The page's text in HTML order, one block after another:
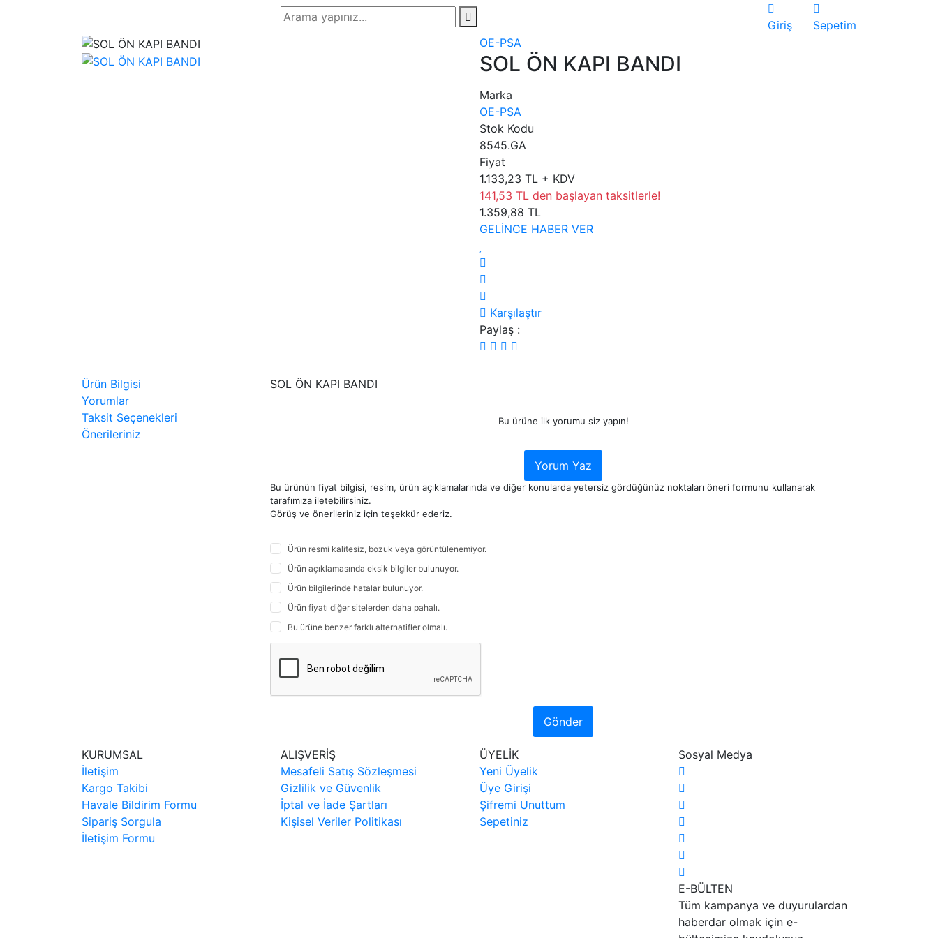
Giriş
Sepetim
OE-PSA
SOL ÖN KAPI BANDI
Marka
OE-PSA
Stok Kodu
8545.GA
Fiyat
1.133,23 TL + KDV
141,53 TL den başlayan taksitlerle!
1.359,88 TL
GELİNCE HABER VER
Karşılaştır
Paylaş :
Ürün Bilgisi
Yorumlar
Taksit Seçenekleri
Önerileriniz
SOL ÖN KAPI BANDI
Bu ürüne ilk yorumu siz yapın!
Yorum Yaz
Bu ürünün fiyat bilgisi, resim, ürün açıklamalarında ve diğer konularda yetersiz gördüğünüz noktaları öneri formunu kullanarak
tarafımıza iletebilirsiniz.
Görüş ve önerileriniz için teşekkür ederiz.
Ürün resmi kalitesiz, bozuk veya görüntülenemiyor.
Ürün açıklamasında eksik bilgiler bulunuyor.
Ürün bilgilerinde hatalar bulunuyor.
Ürün fiyatı diğer sitelerden daha pahalı.
Bu ürüne benzer farklı alternatifler olmalı.
Gönder
KURUMSAL
İletişim
Kargo Takibi
Havale Bildirim Formu
Sipariş Sorgula
İletişim Formu
ALIŞVERİŞ
Mesafeli Satış Sözleşmesi
Gizlilik ve Güvenlik
İptal ve İade Şartları
Kişisel Veriler Politikası
ÜYELİK
Yeni Üyelik
Üye Girişi
Şifremi Unuttum
Sepetiniz
Sosyal Medya
E-BÜLTEN
Tüm kampanya ve duyurulardan
haberdar olmak için e-